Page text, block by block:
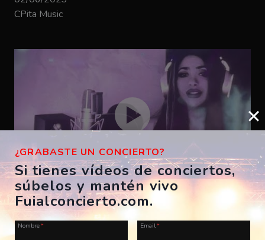
CPita Music
Bizarrap – SHAKIRA BZRP #53
ES, A Coruña, Morriña Festival
28/07/2023
¿GRABASTE UN CONCIERTO?
Si tienes vídeos de conciertos,
súbelos y mantén vivo
Fuialconcierto.com.
Nombre* Email*